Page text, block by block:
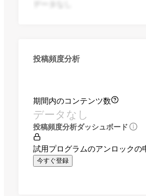
投稿頻度分析
期間内のコンテンツ数
データなし
投稿頻度分析ダッシュボード
試用プログラムのアンロックの
今すぐ登録